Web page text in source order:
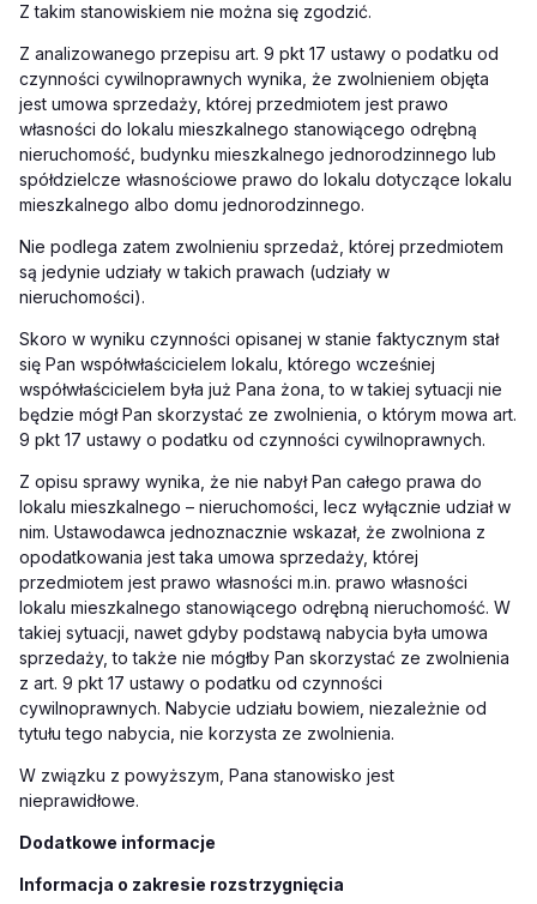
Z takim stanowiskiem nie można się zgodzić.
Z analizowanego przepisu art. 9 pkt 17 ustawy o podatku od
czynności cywilnoprawnych wynika, że zwolnieniem objęta
jest umowa sprzedaży, której przedmiotem jest prawo
własności do lokalu mieszkalnego stanowiącego odrębną
nieruchomość, budynku mieszkalnego jednorodzinnego lub
spółdzielcze własnościowe prawo do lokalu dotyczące lokalu
mieszkalnego albo domu jednorodzinnego.
Nie podlega zatem zwolnieniu sprzedaż, której przedmiotem
są jedynie udziały w takich prawach (udziały w
nieruchomości).
Skoro w wyniku czynności opisanej w stanie faktycznym stał
się Pan współwłaścicielem lokalu, którego wcześniej
współwłaścicielem była już Pana żona, to w takiej sytuacji nie
będzie mógł Pan skorzystać ze zwolnienia, o którym mowa art.
9 pkt 17 ustawy o podatku od czynności cywilnoprawnych.
Z opisu sprawy wynika, że nie nabył Pan całego prawa do
lokalu mieszkalnego – nieruchomości, lecz wyłącznie udział w
nim. Ustawodawca jednoznacznie wskazał, że zwolniona z
opodatkowania jest taka umowa sprzedaży, której
przedmiotem jest prawo własności m.in. prawo własności
lokalu mieszkalnego stanowiącego odrębną nieruchomość. W
takiej sytuacji, nawet gdyby podstawą nabycia była umowa
sprzedaży, to także nie mógłby Pan skorzystać ze zwolnienia
z art. 9 pkt 17 ustawy o podatku od czynności
cywilnoprawnych. Nabycie udziału bowiem, niezależnie od
tytułu tego nabycia, nie korzysta ze zwolnienia.
W związku z powyższym, Pana stanowisko jest
nieprawidłowe.
Dodatkowe informacje
Informacja o zakresie rozstrzygnięcia